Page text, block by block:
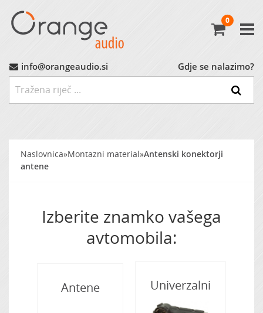
Avtoradio
Avtozvočniki
MP3 Vmesniki
Zvočna izolacija
0
info@orangeaudio.si Gdje se nalazimo?
Naslovnica»Montazni material»Antenski konektorji
antene
Izberite znamko vašega
avtomobila:
Antene Univerzalni